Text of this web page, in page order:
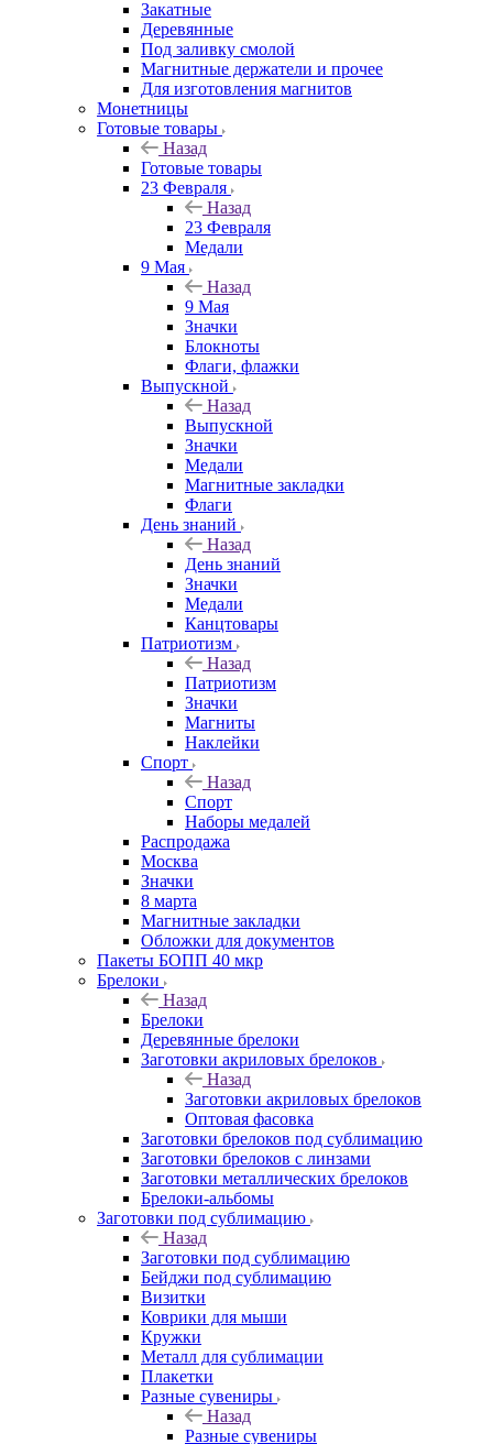
Закатные
Деревянные
Под заливку смолой
Магнитные держатели и прочее
Для изготовления магнитов
Монетницы
Готовые товары
Назад
Готовые товары
23 Февраля
Назад
23 Февраля
Медали
9 Мая
Назад
9 Мая
Значки
Блокноты
Флаги, флажки
Выпускной
Назад
Выпускной
Значки
Медали
Магнитные закладки
Флаги
День знаний
Назад
День знаний
Значки
Медали
Канцтовары
Патриотизм
Назад
Патриотизм
Значки
Магниты
Наклейки
Спорт
Назад
Спорт
Наборы медалей
Распродажа
Москва
Значки
8 марта
Магнитные закладки
Обложки для документов
Пакеты БОПП 40 мкр
Брелоки
Назад
Брелоки
Деревянные брелоки
Заготовки акриловых брелоков
Назад
Заготовки акриловых брелоков
Оптовая фасовка
Заготовки брелоков под сублимацию
Заготовки брелоков с линзами
Заготовки металлических брелоков
Брелоки-альбомы
Заготовки под сублимацию
Назад
Заготовки под сублимацию
Бейджи под сублимацию
Визитки
Коврики для мыши
Кружки
Металл для сублимации
Плакетки
Разные сувениры
Назад
Разные сувениры